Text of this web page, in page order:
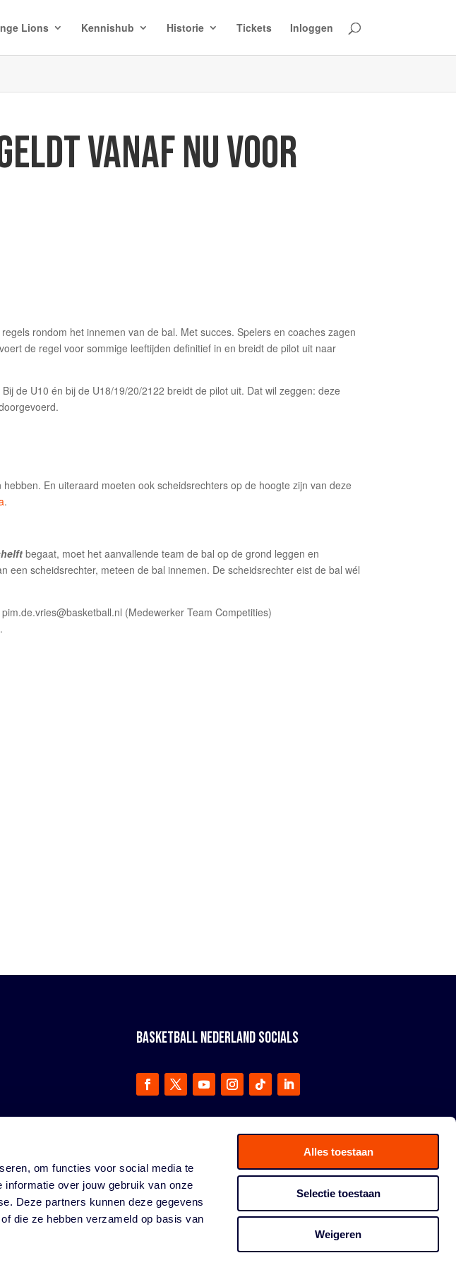
om functies voor social media te
over jouw gebruik van onze
Deze partners kunnen deze gegevens
die ze hebben verzameld op basis van
Alles toestaan
Selectie toestaan
Weigeren
Lions Kennishub Historie Tickets Inloggen
VANAF NU VOOR
rondom het innemen van de bal. Met succes. Spelers en coaches zagen
de regel voor sommige leeftijden definitief in en breidt de pilot uit naar
de U10 én bij de U18/19/20/2122 breidt de pilot uit. Dat wil zeggen: deze
En uiteraard moeten ook scheidsrechters op de hoogte zijn van deze
.
begaat, moet het aanvallende team de bal op de grond leggen en
scheidsrechter, meteen de bal innemen. De scheidsrechter eist de bal wél
(Medewerker Team Competities)
BASKETBALL NEDERLAND SOCIALS